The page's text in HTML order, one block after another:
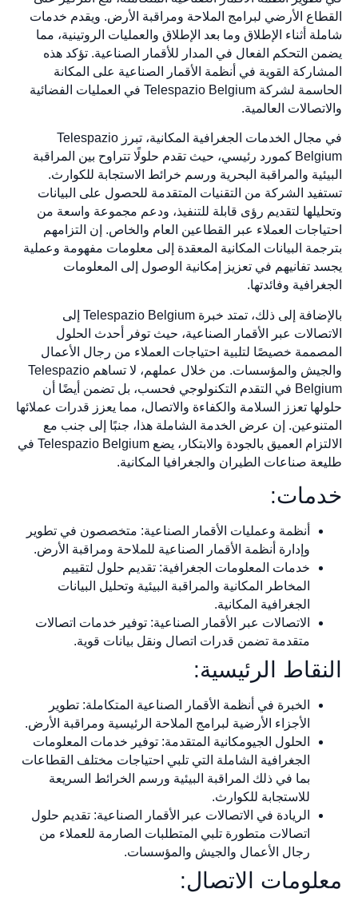
القطاع الأرضي لبرامج الملاحة ومراقبة الأرض. ويقدم خدمات
شاملة أثناء الإطلاق وما بعد الإطلاق والعمليات الروتينية، مما
يضمن التحكم الفعال في المدار للأقمار الصناعية. تؤكد هذه
المشاركة القوية في أنظمة الأقمار الصناعية على المكانة
الحاسمة لشركة Telespazio Belgium في العمليات الفضائية
والاتصالات العالمية.
في مجال الخدمات الجغرافية المكانية، تبرز Telespazio
Belgium كمورد رئيسي، حيث تقدم حلولًا تتراوح بين المراقبة
البيئية والمراقبة البحرية ورسم خرائط الاستجابة للكوارث.
تستفيد الشركة من التقنيات المتقدمة للحصول على البيانات
وتحليلها لتقديم رؤى قابلة للتنفيذ، ودعم مجموعة واسعة من
احتياجات العملاء عبر القطاعين العام والخاص. إن التزامهم
بترجمة البيانات المكانية المعقدة إلى معلومات مفهومة وعملية
يجسد تفانيهم في تعزيز إمكانية الوصول إلى المعلومات
الجغرافية وفائدتها.
بالإضافة إلى ذلك، تمتد خبرة Telespazio Belgium إلى
الاتصالات عبر الأقمار الصناعية، حيث توفر أحدث الحلول
المصممة خصيصًا لتلبية احتياجات العملاء من رجال الأعمال
والجيش والمؤسسات. من خلال عملهم، لا تساهم Telespazio
Belgium في التقدم التكنولوجي فحسب، بل تضمن أيضًا أن
حلولها تعزز السلامة والكفاءة والاتصال، مما يعزز قدرات عملائها
المتنوعين. إن عرض الخدمة الشاملة هذا، جنبًا إلى جنب مع
الالتزام العميق بالجودة والابتكار، يضع Telespazio Belgium في
طليعة صناعات الطيران والجغرافيا المكانية.
خدمات:
أنظمة وعمليات الأقمار الصناعية: متخصصون في تطوير
وإدارة أنظمة الأقمار الصناعية للملاحة ومراقبة الأرض.
خدمات المعلومات الجغرافية: تقديم حلول لتقييم
المخاطر المكانية والمراقبة البيئية وتحليل البيانات
الجغرافية المكانية.
الاتصالات عبر الأقمار الصناعية: توفير خدمات اتصالات
متقدمة تضمن قدرات اتصال ونقل بيانات قوية.
النقاط الرئيسية:
الخبرة في أنظمة الأقمار الصناعية المتكاملة: تطوير
الأجزاء الأرضية لبرامج الملاحة الرئيسية ومراقبة الأرض.
الحلول الجيومكانية المتقدمة: توفير خدمات المعلومات
الجغرافية الشاملة التي تلبي احتياجات مختلف القطاعات
بما في ذلك المراقبة البيئية ورسم الخرائط السريعة
للاستجابة للكوارث.
الريادة في الاتصالات عبر الأقمار الصناعية: تقديم حلول
اتصالات متطورة تلبي المتطلبات الصارمة للعملاء من
رجال الأعمال والجيش والمؤسسات.
معلومات الاتصال: